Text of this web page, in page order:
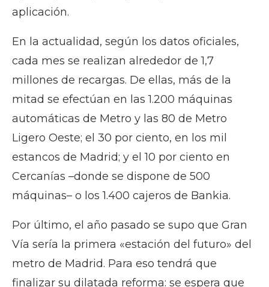
aplicación.
En la actualidad, según los datos oficiales,
cada mes se realizan alrededor de 1,7
millones de recargas. De ellas, más de la
mitad se efectúan en las 1.200 máquinas
automáticas de Metro y las 80 de Metro
Ligero Oeste; el 30 por ciento, en los mil
estancos de Madrid; y el 10 por ciento en
Cercanías –donde se dispone de 500
máquinas– o los 1.400 cajeros de Bankia.
Por último, el año pasado se supo que Gran
Vía sería la primera «estación del futuro» del
metro de Madrid. Para eso tendrá que
finalizar su dilatada reforma: se espera que